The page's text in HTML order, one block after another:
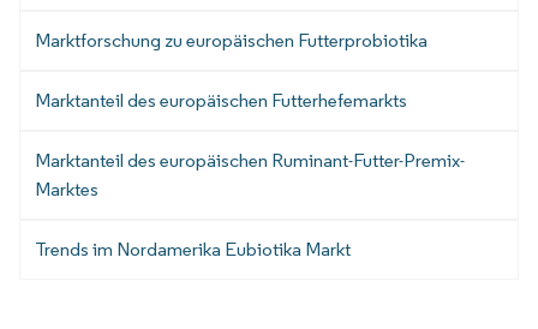
Marktforschung zu europäischen Futterprobiotika
Marktanteil des europäischen Futterhefemarkts
Marktanteil des europäischen Ruminant-Futter-Premix-
Marktes
Trends im Nordamerika Eubiotika Markt